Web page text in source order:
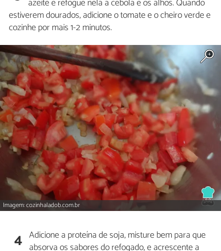
azeite e refogue nela a cebola e os alhos. Quando
estiverem dourados, adicione o tomate e o cheiro verde e
cozinhe por mais 1-2 minutos.
Imagem: cozinhaladob.com.br
4 Adicione a proteína de soja, misture bem para que
absorva os sabores do refogado, e acrescente a